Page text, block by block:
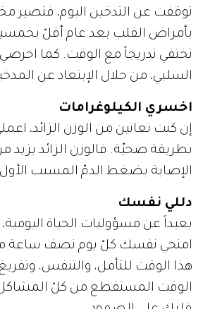
توقفت عن التدخين اليوم، فتصير
بأمراض القلب بعد عام أقلّ
تختفي تدريجاً مع الوقت. كما احرصي
السلبي، من خلال الإبتعاد عن
اخسري الكيلوغرامات
إن كنت تعانين من الوزن الزائد،
بطريقة صحيّة. فالوزن الزائد يزيد
الإصابة بضغط الدمّ المسبب
دللي نفسك
بعيداً عن مسؤوليات الحياة
امنحي نفسك كلّ يوم نصف ساعة
هذا الوقت للتأمل، والتنفس،
الوقت المستقطع من كلّ المشاكل